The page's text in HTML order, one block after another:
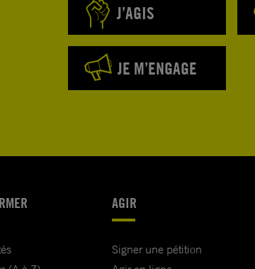
J’AGIS
JE M’ENGAGE
AGIR
Signer une pétition